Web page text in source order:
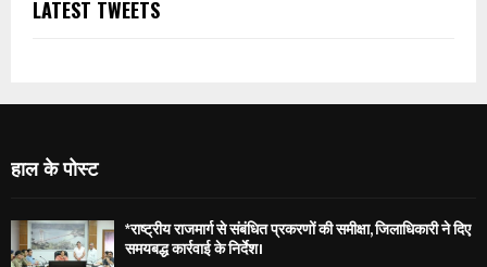
LATEST TWEETS
हाल के पोस्ट
*राष्ट्रीय राजमार्ग से संबंधित प्रकरणों की समीक्षा, जिलाधिकारी ने दिए
समयबद्ध कार्रवाई के निर्देश।